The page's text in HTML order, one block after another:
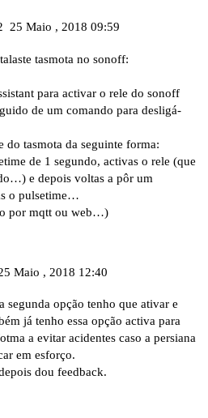
25 Maio , 2018 09:59
tasmota no sonoff:
para activar o rele do sonoff
de um comando para desligá-
do tasmota da seguinte forma:
de 1 segundo, activas o rele (que
e depois voltas a pôr um
o pulsetime…
por mqtt ou web…)
Maio , 2018 12:40
segunda opção tenho que ativar e
já tenho essa opção activa para
a evitar acidentes caso a persiana
em esforço.
dou feedback.